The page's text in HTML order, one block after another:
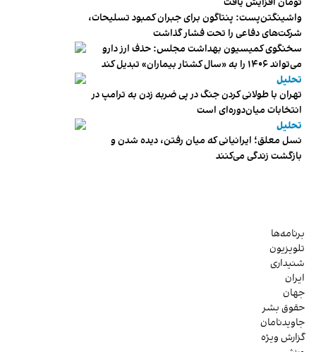
واشینگتن‌پست: پنتاگون برای جبران کمبود تسلیحات،
شرکت‌های دفاعی را تحت فشار گذاشت
سخنگوی کمیسیون بهداشت مجلس: حذف ارز دارو
می‌تواند ۱۴۰۶ را به «سال کشتار بیماران» تبدیل کند
تحلیل
تهران با طولانی کردن جنگ در پی ضربه زدن به ترامپ در
انتخابات میان‌دوره‌ای است
تحلیل
نسل معلق؛ ایرانیانی که میان رفتن، دیده شدن و
بازگشت زندگی می‌کنند
برنامه‌ها
تلویزیون
شنیداری
ایران
جهان
حقوق بشر
جاویدنامان
گزارش ویژه